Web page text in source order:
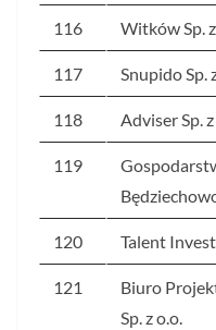
116 Witków Sp.
117 Snupido Sp.
118 Adviser Sp. z
119
120 Talent
121
Biuro
Sp. z o.o.